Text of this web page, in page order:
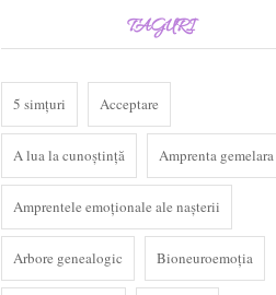
TAGURI
5 simțuri Acceptare
A lua la cunoștință Amprenta gemelara
Amprentele emoționale ale nașterii
Arbore genealogic Bioneuroemoția